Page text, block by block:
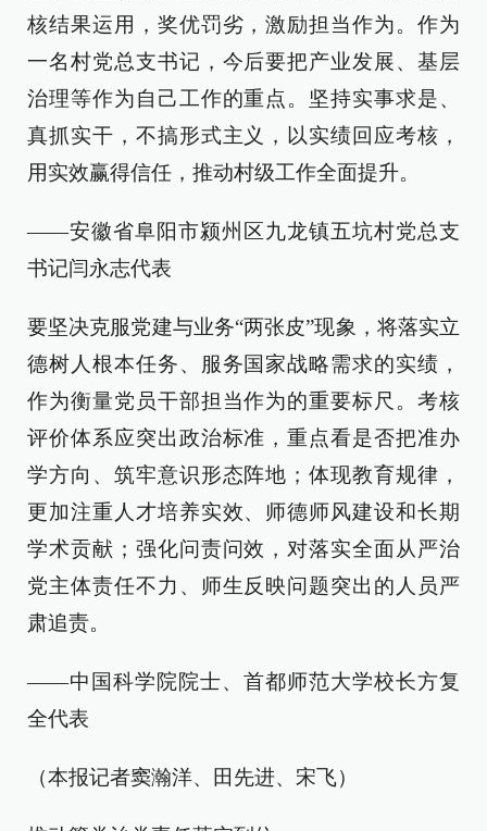
核结果运用，奖优罚劣，激励担当作为。作为
一名村党总支书记，今后要把产业发展、基层
治理等作为自己工作的重点。坚持实事求是、
真抓实干，不搞形式主义，以实绩回应考核，
用实效赢得信任，推动村级工作全面提升。
——安徽省阜阳市颍州区九龙镇五坑村党总支
书记闫永志代表
要坚决克服党建与业务“两张皮”现象，将落实立
德树人根本任务、服务国家战略需求的实绩，
作为衡量党员干部担当作为的重要标尺。考核
评价体系应突出政治标准，重点看是否把准办
学方向、筑牢意识形态阵地；体现教育规律，
更加注重人才培养实效、师德师风建设和长期
学术贡献；强化问责问效，对落实全面从严治
党主体责任不力、师生反映问题突出的人员严
肃追责。
——中国科学院院士、首都师范大学校长方复
全代表
（本报记者窦瀚洋、田先进、宋飞）